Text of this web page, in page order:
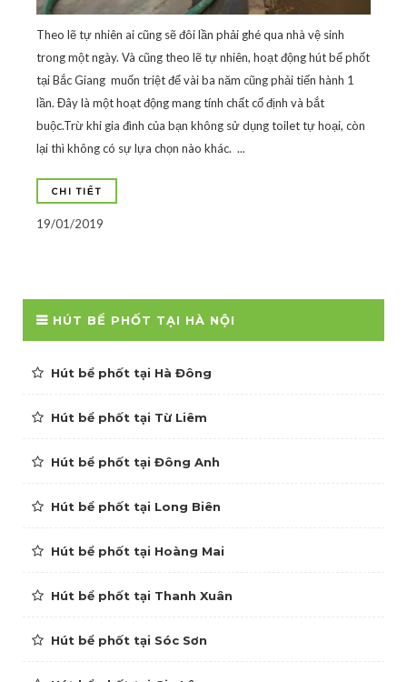
Theo lẽ tự nhiên ai cũng sẽ đôi lần phải ghé qua nhà vệ sinh
trong một ngày. Và cũng theo lẽ tự nhiên, hoạt động hút bể phốt
tại Bắc Giang muốn triệt để vài ba năm cũng phải tiến hành 1
lần. Đây là một hoạt động mang tính chất cố định và bắt
buộc.Trừ khi gia đình của bạn không sử dụng toilet tự hoại, còn
lại thì không có sự lựa chọn nào khác. ...
CHI TIẾT
19/01/2019
HÚT BỂ PHỐT TẠI HÀ NỘI
Hút bể phốt tại Hà Đông
Hút bể phốt tại Từ Liêm
Hút bể phốt tại Đông Anh
Hút bể phốt tại Long Biên
Hút bể phốt tại Hoàng Mai
Hút bể phốt tại Thanh Xuân
Hút bể phốt tại Sóc Sơn